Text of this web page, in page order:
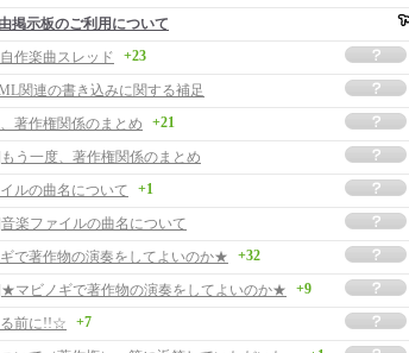
掲示板のご利用について
作楽曲スレッド
+23
関連の書き込みに関する補足
著作権関係のまとめ
+21
う一度、著作権関係のまとめ
ルの曲名について
+1
楽ファイルの曲名について
で著作物の演奏をしてよいのか★
+32
マビノギで著作物の演奏をしてよいのか★
+9
前に!!☆
+7